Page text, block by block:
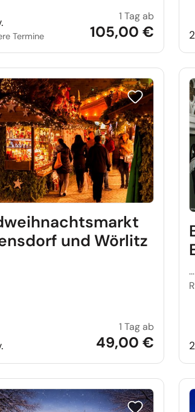
Termine
Drei
1 Tag ab
105,00 €
auf Schloss Bückeburg
Reise auf
und Wörlitz
1 Tag ab
49,00 €
Reise auf